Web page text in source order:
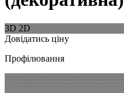
3D 2D
Довідатись ціну
Профілювання